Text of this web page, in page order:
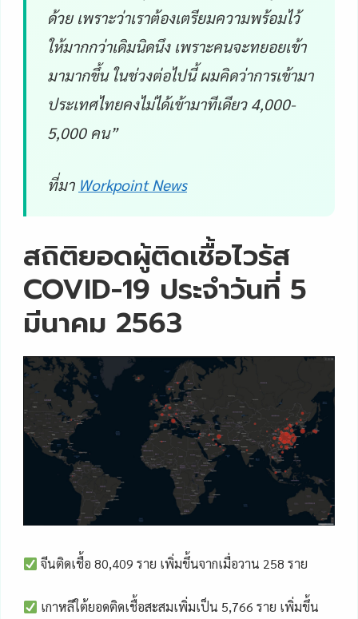
ด้วย เพราะว่าเราต้องเตรียมความพร้อมไว้
ให้มากกว่าเดิมนิดนึง เพราะคนจะทยอยเข้า
มามากขึ้น ในช่วงต่อไปนี้ ผมคิดว่าการเข้ามา
ประเทศไทยคงไม่ได้เข้ามาทีเดียว 4,000-
5,000 คน”
ที่มา Workpoint News
สถิติยอดผู้ติดเชื้อไวรัส
COVID-19 ประจำวันที่ 5
มีนาคม 2563
จีนติดเชื้อ 80,409 ราย เพิ่มขึ้นจากเมื่อวาน 258 ราย
เกาหลีใต้ยอดติดเชื้อสะสมเพิ่มเป็น 5,766 ราย เพิ่มขึ้น